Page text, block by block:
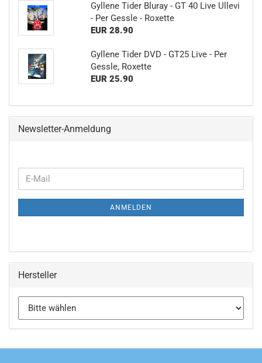
Gyllene Tider Bluray - GT 40 Live Ullevi
- Per Gessle - Roxette
EUR 28.90
Gyllene Tider DVD - GT25 Live - Per
Gessle, Roxette
EUR 25.90
Newsletter-Anmeldung
WEITER
ZUR
NEWSLETTER-
E-
Mail
ANMELDEN
Hersteller